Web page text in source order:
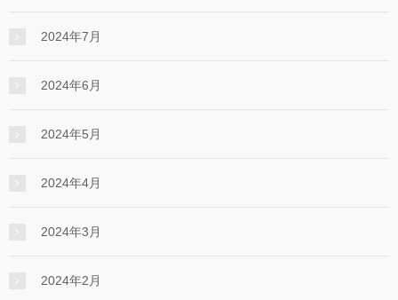
2024年7月
2024年6月
2024年5月
2024年4月
2024年3月
2024年2月